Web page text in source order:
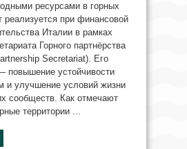
ресурсами в горных
реализуется при финансовой
Италии в рамках
Горного партнёрства
Secretariat). Его
повышение устойчивости
и улучшение условий жизни
сообществ. Как отмечают
территории ...